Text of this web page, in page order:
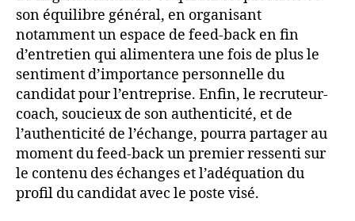
son équilibre général, en organisant
notamment un espace de feed-back en fin
d’entretien qui alimentera une fois de plus le
sentiment d’importance personnelle du
candidat pour l’entreprise. Enfin, le recruteur-
coach, soucieux de son authenticité, et de
l’authenticité de l’échange, pourra partager au
moment du feed-back un premier ressenti sur
le contenu des échanges et l’adéquation du
profil du candidat avec le poste visé.